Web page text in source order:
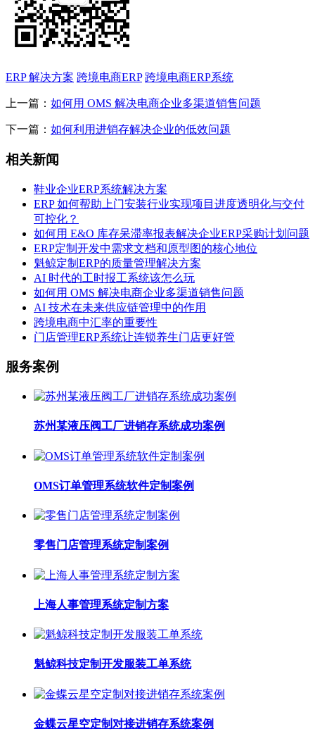
ERP 解决方案 跨境电商ERP 跨境电商ERP系统
上一篇： 如何用 OMS 解决电商企业多渠道销售问题
下一篇： 如何利用进销存解决企业的低效问题
相关新闻
鞋业企业ERP系统解决方案
ERP 如何帮助上门安装行业实现项目进度透明化与交付
可控化？
如何用 E&O 库存呆滞率报表解决企业ERP采购计划问题
ERP定制开发中需求文档和原型图的核心地位
魁鲸定制ERP的质量管理解决方案
AI 时代的工时报工系统该怎么玩
如何用 OMS 解决电商企业多渠道销售问题
AI 技术在未来供应链管理中的作用
跨境电商中汇率的重要性
门店管理ERP系统让连锁养生门店更好管
服务案例
苏州某液压阀工厂进销存系统成功案例
OMS订单管理系统软件定制案例
零售门店管理系统定制案例
上海人事管理系统定制方案
魁鲸科技定制开发服装工单系统
金蝶云星空定制对接进销存系统案例